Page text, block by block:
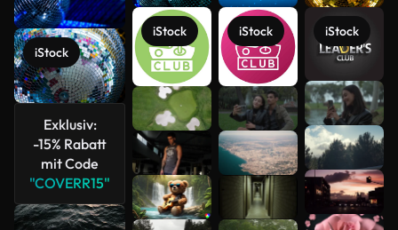
iStock
Exklusiv:
-15% Rabatt
mit Code
"COVERR15"
iStock iStock iStock
Mehr
anzeigen